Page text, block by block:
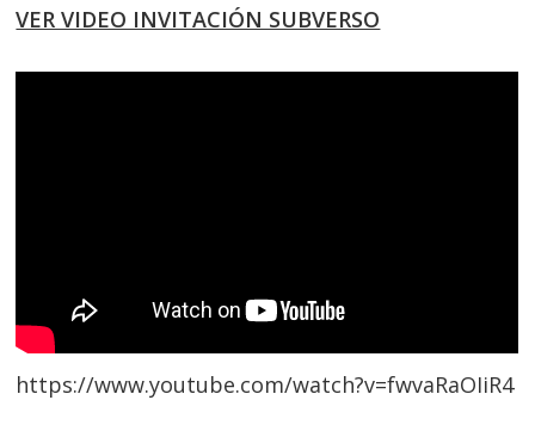
VER VIDEO INVITACIÓN SUBVERSO
https://www.youtube.com/watch?v=fwvaRaOIiR4